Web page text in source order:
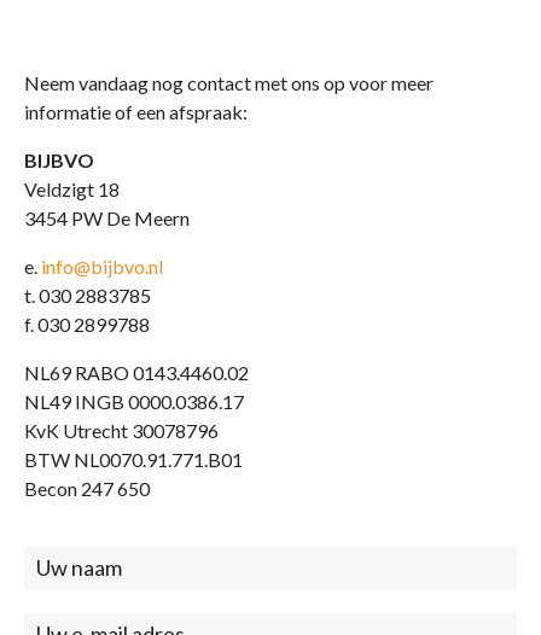
Neem vandaag nog contact met ons op voor meer
informatie of een afspraak:
BIJBVO
Veldzigt 18
3454 PW De Meern
e. info@bijbvo.nl
t. 030 2883785
f. 030 2899788
NL69 RABO 0143.4460.02
NL49 INGB 0000.0386.17
KvK Utrecht 30078796
BTW NL0070.91.771.B01
Becon 247 650
Contact